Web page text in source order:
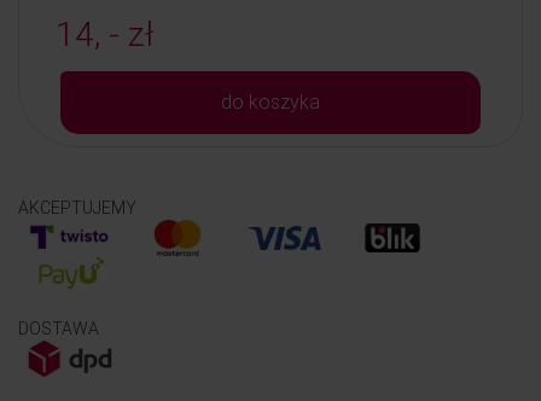
14, - zł
do koszyka
AKCEPTUJEMY
DOSTAWA